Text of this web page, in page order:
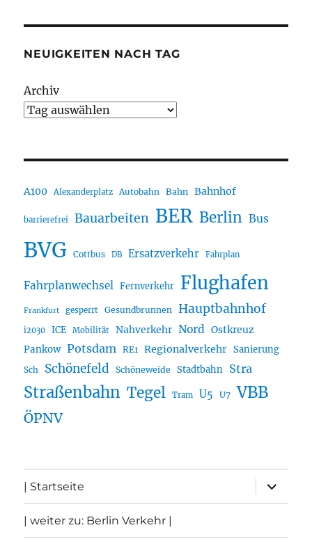
NEUIGKEITEN NACH TAG
Archiv
A100 Alexanderplatz Autobahn Bahn Bahnhof
barrierefrei Bauarbeiten BER Berlin Bus
BVG Cottbus DB Ersatzverkehr Fahrplan
Fahrplanwechsel Fernverkehr Flughafen
Frankfurt gesperrt Gesundbrunnen Hauptbahnhof
i2030 ICE Mobilität Nahverkehr Nord Ostkreuz
Pankow Potsdam RE1 Regionalverkehr Sanierung
Sch Schönefeld Schöneweide Stadtbahn Stra
Straßenbahn Tegel Tram U5 U7 VBB
ÖPNV
| Startseite
öffnen
| weiter zu: Berlin Verkehr |